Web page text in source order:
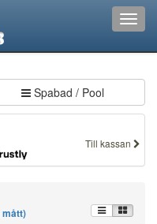
Spabad / Pool
Till kassan
mått)